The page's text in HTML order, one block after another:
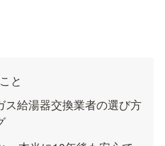
と
ス給湯器交換業者の選び方